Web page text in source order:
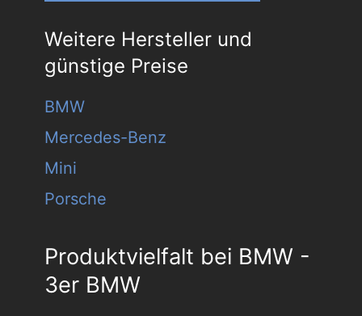
Weitere Hersteller und
günstige Preise
BMW
Mercedes-Benz
Mini
Porsche
Produktvielfalt bei BMW -
3er BMW